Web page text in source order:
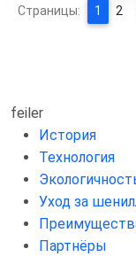
Страницы: 1 2
feiler
История
Технология
Уход за
Партнёры